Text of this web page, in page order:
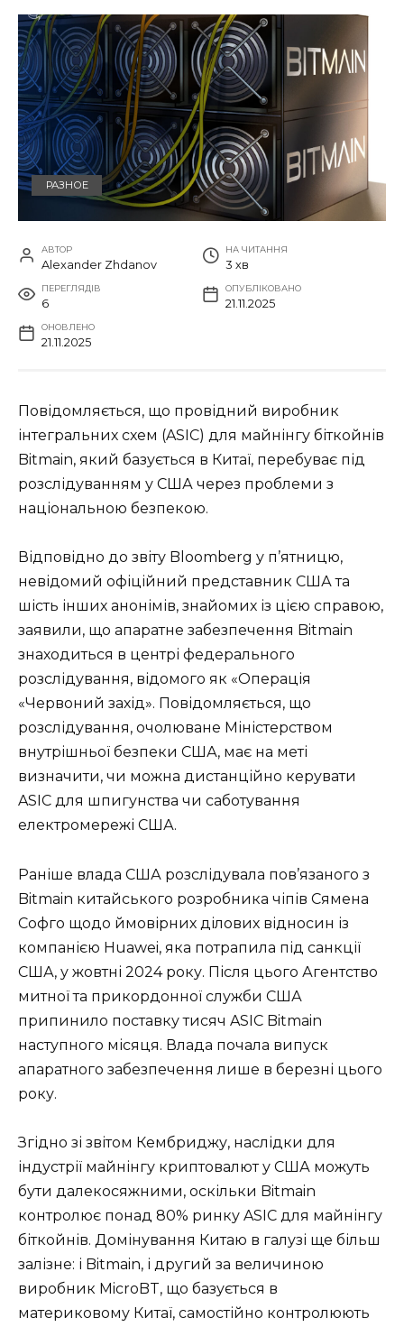
РАЗНОЕ
АВТОР
Alexander Zhdanov
НА ЧИТАННЯ
3 хв
ПЕРЕГЛЯДІВ
6
ОПУБЛІКОВАНО
21.11.2025
ОНОВЛЕНО
21.11.2025
Повідомляється, що провідний виробник
інтегральних схем (ASIC) для майнінгу біткойнів
Bitmain, який базується в Китаї, перебуває під
розслідуванням у США через проблеми з
національною безпекою.
Відповідно до звіту Bloomberg у п’ятницю,
невідомий офіційний представник США та
шість інших анонімів, знайомих із цією справою,
заявили, що апаратне забезпечення Bitmain
знаходиться в центрі федерального
розслідування, відомого як «Операція
«Червоний захід». Повідомляється, що
розслідування, очолюване Міністерством
внутрішньої безпеки США, має на меті
визначити, чи можна дистанційно керувати
ASIC для шпигунства чи саботування
електромережі США.
Раніше влада США розслідувала пов’язаного з
Bitmain китайського розробника чіпів Сямена
Софго щодо ймовірних ділових відносин із
компанією Huawei, яка потрапила під санкції
США, у жовтні 2024 року. Після цього Агентство
митної та прикордонної служби США
припинило поставку тисяч ASIC Bitmain
наступного місяця. Влада почала випуск
апаратного забезпечення лише в березні цього
року.
Згідно зі звітом Кембриджу, наслідки для
індустрії майнінгу криптовалют у США можуть
бути далекосяжними, оскільки Bitmain
контролює понад 80% ринку ASIC для майнінгу
біткойнів. Домінування Китаю в галузі ще більш
залізне: і Bitmain, і другий за величиною
виробник MicroBT, що базується в
материковому Китаї, самостійно контролюють